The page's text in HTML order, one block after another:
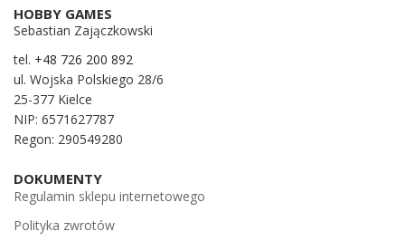
HOBBY GAMES
Sebastian Zajączkowski
tel. +48 726 200 892
ul. Wojska Polskiego 28/6
25-377 Kielce
NIP: 6571627787
Regon: 290549280
DOKUMENTY
Regulamin sklepu internetowego
Polityka zwrotów